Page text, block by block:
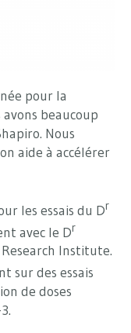
pour la
beaucoup
Nous
aide à accélérer
les essais du Dr
avec le Dr
Institute.
sur des essais
de doses